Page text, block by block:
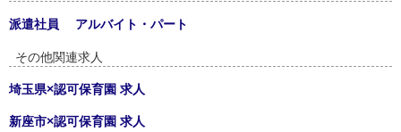
派遣社員 アルバイト・パート
その他関連求人
埼玉県×認可保育園 求人
新座市×認可保育園 求人